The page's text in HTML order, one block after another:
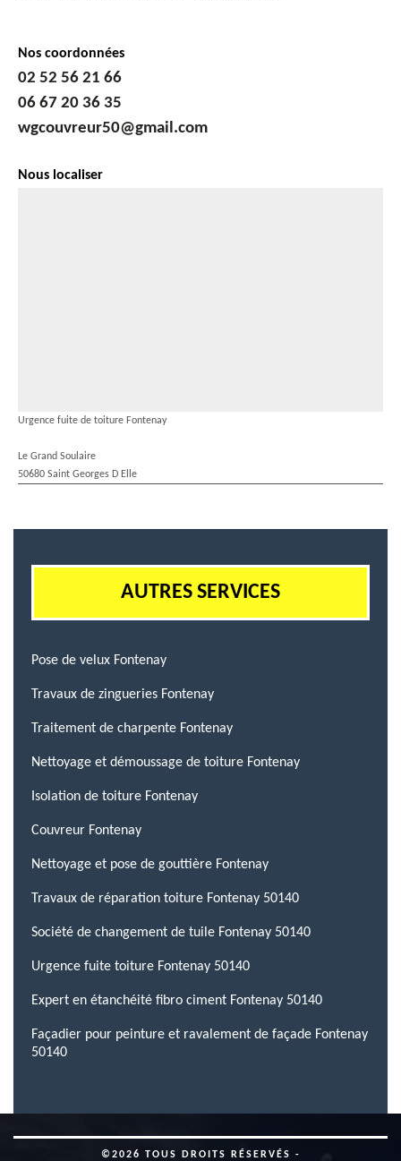
Nos coordonnées
02 52 56 21 66
06 67 20 36 35
wgcouvreur50@gmail.com
Nous localiser
Urgence fuite de toiture Fontenay
Le Grand Soulaire
50680 Saint Georges D Elle
AUTRES SERVICES
Pose de velux Fontenay
Travaux de zingueries Fontenay
Traitement de charpente Fontenay
Nettoyage et démoussage de toiture Fontenay
Isolation de toiture Fontenay
Couvreur Fontenay
Nettoyage et pose de gouttière Fontenay
Travaux de réparation toiture Fontenay 50140
Société de changement de tuile Fontenay 50140
Urgence fuite toiture Fontenay 50140
Expert en étanchéité fibro ciment Fontenay 50140
Façadier pour peinture et ravalement de façade Fontenay
50140
©2026 TOUS DROITS RÉSERVÉS -